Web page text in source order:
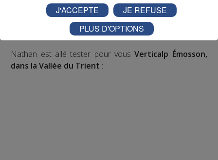
Pour cette semaine on vous offre vos entrées pour vous
et la personne de votre choix pourWALIBI RHONE
Nathan est allé tester pour vousVerticalp Émosson,
dans la Vallée du Trient :
J'ACCEPTE
JE REFUSE
PLUS D'OPTIONS